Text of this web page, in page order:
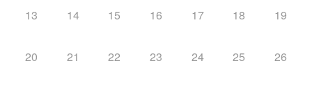
13 14 15 16 17 18 19
20 21 22 23 24 25 26